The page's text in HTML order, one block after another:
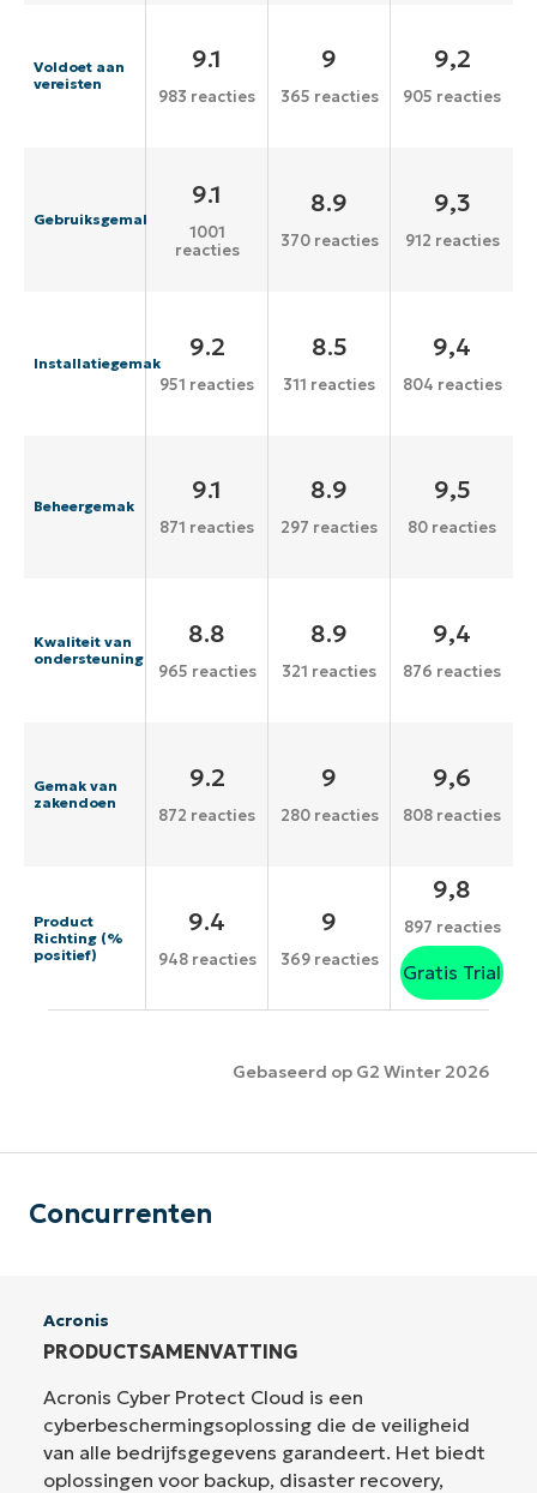
Voldoet aan
vereisten
9.1
983 reacties
9
365 reacties
9,2
905 reacties
Gebruiksgemak
9.1
1001
reacties
8.9
370 reacties
9,3
912 reacties
Installatiegemak
9.2
951 reacties
8.5
311 reacties
9,4
804 reacties
Beheergemak
9.1
871 reacties
8.9
297 reacties
9,5
80 reacties
Kwaliteit van
ondersteuning
8.8
965 reacties
8.9
321 reacties
9,4
876 reacties
Gemak van
zakendoen
9.2
872 reacties
9
280 reacties
9,6
808 reacties
Product
Richting (%
positief)
9.4
948 reacties
9
369 reacties
9,8
897 reacties
Gratis Trial
Gebaseerd op G2 Winter 2026
Concurrenten
Acronis
PRODUCTSAMENVATTING
Acronis Cyber Protect Cloud is een
cyberbeschermingsoplossing die de veiligheid
van alle bedrijfsgegevens garandeert. Het biedt
oplossingen voor backup, disaster recovery,